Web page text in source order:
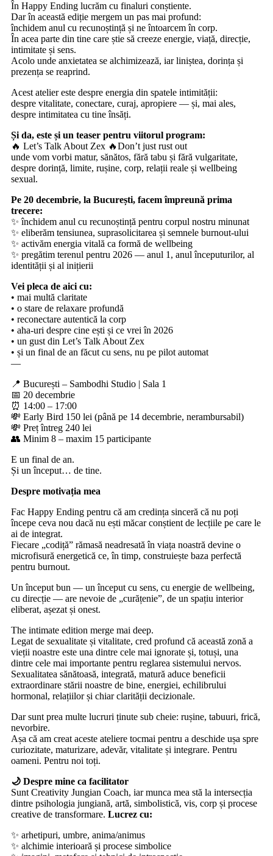
În Happy Ending lucrăm cu finaluri conștiente.
Dar în această ediție mergem un pas mai profund:
închidem anul cu recunoștință și ne întoarcem în corp.
În acea parte din tine care știe să creeze energie, viață, direcție,
intimitate și sens.
Acolo unde anxietatea se alchimizează, iar liniștea, dorința și
prezența se reaprind.
Acest atelier este despre energia din spatele intimității:
despre vitalitate, conectare, curaj, apropiere — și, mai ales,
despre intimitatea cu tine însăți.
Și da, este și un teaser pentru viitorul program:
🔥 Let’s Talk About Zex 🔥Don’t just rust out
unde vom vorbi matur, sănătos, fără tabu și fără vulgaritate,
despre dorință, limite, rușine, corp, relații reale și wellbeing
sexual.
Pe 20 decembrie, la București, facem împreună prima
trecere:
✨ închidem anul cu recunoștință pentru corpul nostru minunat
✨ eliberăm tensiunea, suprasolicitarea și semnele burnout-ului
✨ activăm energia vitală ca formă de wellbeing
✨ pregătim terenul pentru 2026 — anul 1, anul începuturilor, al
identității și al inițierii
Vei pleca de aici cu:
• mai multă claritate
• o stare de relaxare profundă
• reconectare autentică la corp
• aha-uri despre cine ești și ce vrei în 2026
• un gust din Let’s Talk About Zex
• și un final de an făcut cu sens, nu pe pilot automat
—
📍 București – Sambodhi Studio | Sala 1
📅 20 decembrie
⏰ 14:00 – 17:00
💸 Early Bird 150 lei (până pe 14 decembrie, nerambursabil)
💸 Preț întreg 240 lei
👥 Minim 8 – maxim 15 participante
E un final de an.
Și un început… de tine.
Despre motivația mea
Fac Happy Ending pentru că am credința sinceră că nu poți
începe ceva nou dacă nu ești măcar conștient de lecțiile pe care le
ai de integrat.
Fiecare „codiță” rămasă neadresată în viața noastră devine o
microfisură energetică ce, în timp, construiește baza perfectă
pentru burnout.
Un început bun — un început cu sens, cu energie de wellbeing,
cu direcție — are nevoie de „curățenie”, de un spațiu interior
eliberat, așezat și onest.
The intimate edition merge mai deep.
Legat de sexualitate și vitalitate, cred profund că această zonă a
vieții noastre este una dintre cele mai ignorate și, totuși, una
dintre cele mai importante pentru reglarea sistemului nervos.
Sexualitatea sănătoasă, integrată, matură aduce beneficii
extraordinare stării noastre de bine, energiei, echilibrului
hormonal, relațiilor și chiar clarității decizionale.
Dar sunt prea multe lucruri ținute sub cheie: rușine, tabuuri, frică,
nevorbire.
Așa că am creat aceste ateliere tocmai pentru a deschide ușa spre
curiozitate, maturizare, adevăr, vitalitate și integrare. Pentru
oameni. Pentru noi toți.
🌙 Despre mine ca facilitator
Sunt Creativity Jungian Coach, iar munca mea stă la intersecția
dintre psihologia jungiană, artă, simbolistică, vis, corp și procese
creative de transformare. Lucrez cu:
✨ arhetipuri, umbre, anima/animus
✨ alchimie interioară și procese simbolice